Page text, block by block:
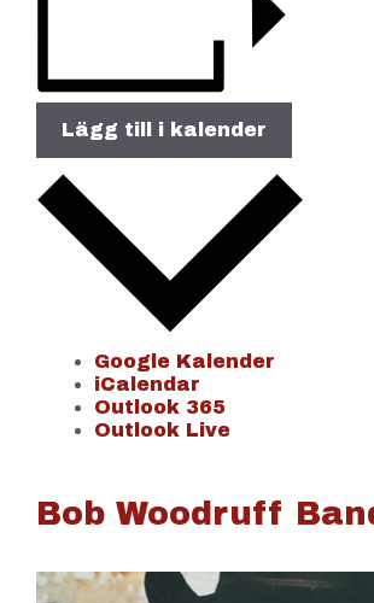
Lägg till i kalender
Google Kalender
iCalendar
Outlook 365
Outlook Live
Bob Woodruff